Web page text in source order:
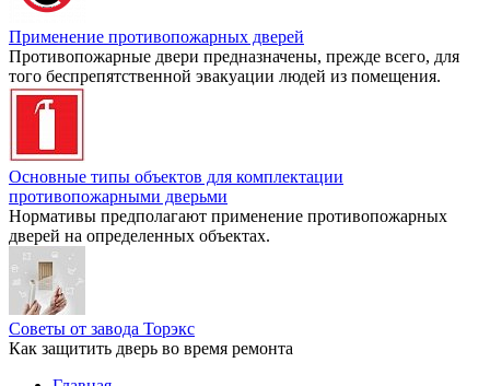
Применение противопожарных дверей
Противопожарные двери предназначены, прежде всего, для
того беспрепятственной эвакуации людей из помещения.
Основные типы объектов для комплектации
противопожарными дверьми
Нормативы предполагают применение противопожарных
дверей на определенных объектах.
Советы от завода Торэкс
Как защитить дверь во время ремонта